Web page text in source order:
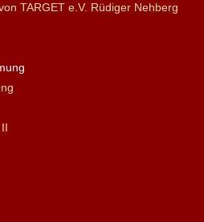
TARGET e.V. Rüdiger Nehberg